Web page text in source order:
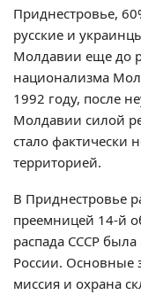
Приднестровье,
русские и
Молдавии еще до
национализма
1992 году, после
Молдавии силой
стало фактически
территорией.
В Приднестровье
преемницей 14-й
распада СССР
России. Основные
миссия и охрана